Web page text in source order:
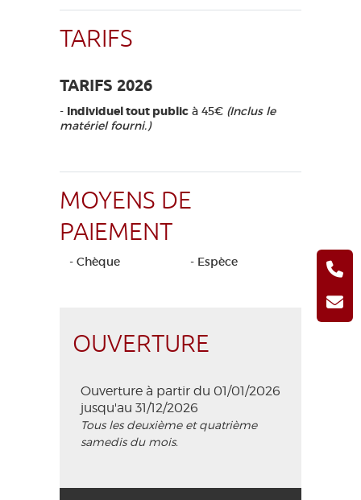
TARIFS
TARIFS 2026
- Individuel tout public à 45€ (Inclus le
matériel fourni.)
MOYENS DE
PAIEMENT
- Chèque - Espèce
OUVERTURE
Ouverture à partir du 01/01/2026
jusqu'au 31/12/2026
Tous les deuxième et quatrième
samedis du mois.